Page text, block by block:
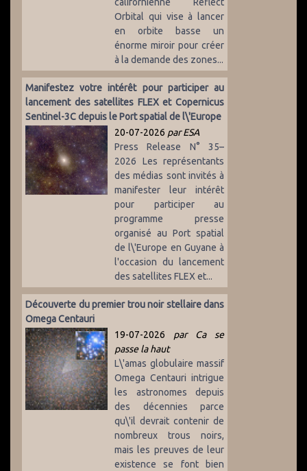
californienne Reflect
Orbital qui vise à lancer
en orbite basse un
énorme miroir pour créer
à la demande des zones...
Manifestez votre intérêt pour participer au
lancement des satellites FLEX et Copernicus
Sentinel-3C depuis le Port spatial de l\'Europe
20-07-2026 par ESA
Press Release N° 35–
2026 Les représentants
des médias sont invités à
manifester leur intérêt
pour participer au
programme presse
organisé au Port spatial
de l\'Europe en Guyane à
l'occasion du lancement
des satellites FLEX et...
Découverte du premier trou noir stellaire dans
Omega Centauri
19-07-2026 par Ca se
passe la haut
L\'amas globulaire massif
Omega Centauri intrigue
les astronomes depuis
des décennies parce
qu\'il devrait contenir de
nombreux trous noirs,
mais les preuves de leur
existence se font bien